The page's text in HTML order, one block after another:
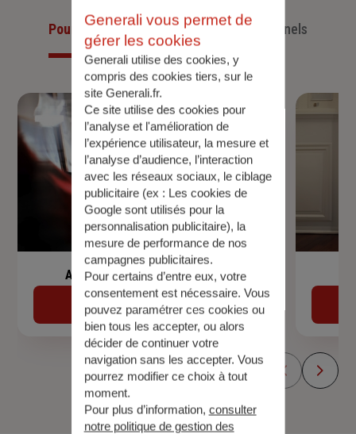
Pour les particuliersPour les professionnels
Assurance de prêt immobilier
Découvrir
Découvrir toutes nos offres
Generali vous permet de
gérer les cookies
Generali utilise des cookies, y
compris des cookies tiers, sur le
site Generali.fr.
Ce site utilise des cookies pour
l’analyse et l'amélioration de
l’expérience utilisateur, la mesure et
l’analyse d’audience, l’interaction
avec les réseaux sociaux, le ciblage
publicitaire (ex : Les cookies de
Google sont utilisés pour la
personnalisation publicitaire), la
mesure de performance de nos
campagnes publicitaires.
Pour certains d’entre eux, votre
consentement est nécessaire. Vous
pouvez paramétrer ces cookies ou
bien tous les accepter, ou alors
décider de continuer votre
navigation sans les accepter. Vous
pourrez modifier ce choix à tout
moment.
Pour plus d’information, consulter
notre politique de gestion des